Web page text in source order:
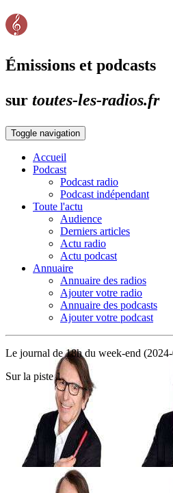
Émissions et podcasts
sur toutes-les-radios.fr
Toggle navigation
Accueil
Podcast
Podcast radio
Podcast indépendant
Toute l'actu
Audience
Derniers articles
Actu radio
Actu podcast
Annuaire
Annuaire des radios
Ajouter votre radio
Annuaire des podcasts
Ajouter votre podcast
Le journal de 18h du week-end
Sur la piste 1